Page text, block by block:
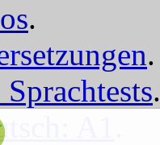
.
.
.
A1